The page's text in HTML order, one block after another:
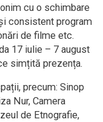
cu o schimbare
consistent program
de filme etc.
17 iulie – 7 august
simțită prezența.
precum: Sinop
Nur, Camera
de Etnografie,